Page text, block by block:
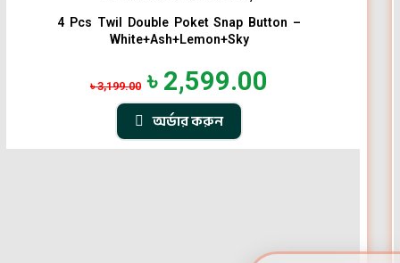
4 Pcs Twil Double Poket Snap Button –
White+Ash+Lemon+Sky
৳3,199.00 ৳ 2,599.00
অর্ডার করুন